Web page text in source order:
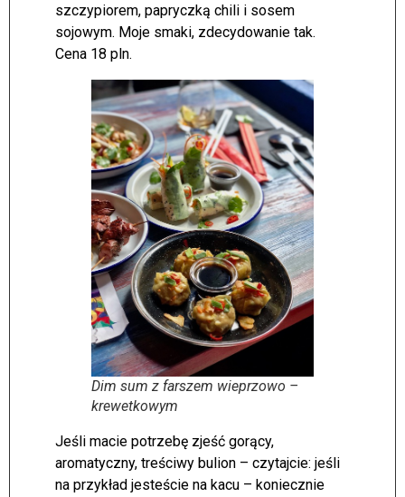
szczypiorem, papryczką chili i sosem
sojowym. Moje smaki, zdecydowanie tak.
Cena 18 pln.
Dim sum z farszem wieprzowo –
krewetkowym
Jeśli macie potrzebę zjeść gorący,
aromatyczny, treściwy bulion – czytajcie: jeśli
na przykład jesteście na kacu – koniecznie